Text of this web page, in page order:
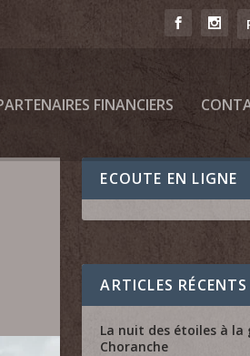
FINANCIERS
ECOUTE EN LIGNE
ARTICLES RÉCENTS
La nuit des étoiles à
Choranche